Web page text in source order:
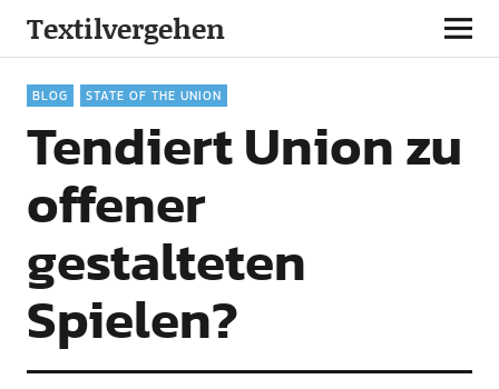
Textilvergehen
BLOG STATE OF THE UNION
Tendiert Union zu
offener
gestalteten
Spielen?